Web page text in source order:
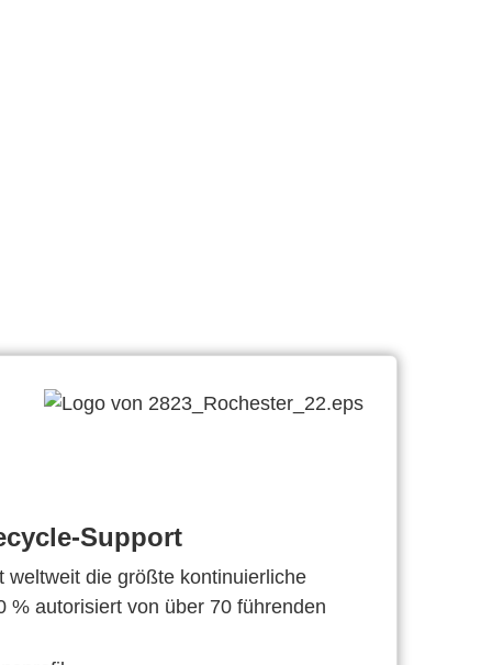
Support
weltweit die größte kontinuierliche
% autorisiert von über 70 führenden